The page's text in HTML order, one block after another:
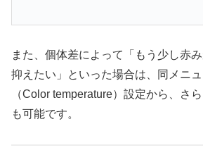
また、個体差によって「もう少し赤
抑えたい」といった場合は、同メニ
（Color temperature）設定から、さ
も可能です。